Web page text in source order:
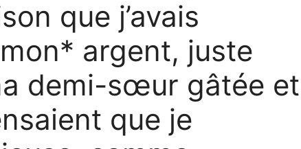
que j’avais
argent, juste
demi-sœur gâtée et
que je